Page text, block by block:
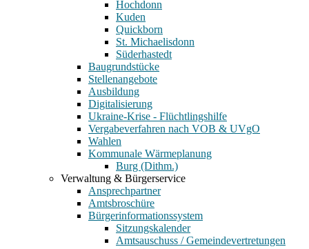
Hochdonn
Kuden
Quickborn
St. Michaelisdonn
Süderhastedt
Baugrundstücke
Stellenangebote
Ausbildung
Digitalisierung
Ukraine-Krise - Flüchtlingshilfe
Vergabeverfahren nach VOB & UVgO
Wahlen
Kommunale Wärmeplanung
Burg (Dithm.)
Verwaltung & Bürgerservice
Ansprechpartner
Amtsbroschüre
Bürgerinformationssystem
Sitzungskalender
Amtsauschuss / Gemeindevertretungen